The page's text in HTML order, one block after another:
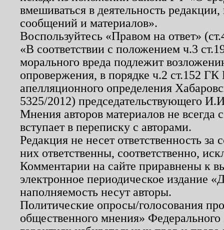
вмешиваться в деятельность
сообщений и материалов».
Воспользуйтесь «Правом на ответ»
«В соответствии с положением ч.3
морального вреда подлежит
опровержения, в порядке ч.2 ст.152
апелляционного определения
5325/2012) председательствующего
Мнения авторов материалов не
вступает в переписку с авторами.
Редакция не несет ответственность
них ответственны, соответственно,
Комментарии на сайте приравнены к
электронное периодическое издание
наполняемость несут авторы.
Политические опросы/голосования
общественного мнения»